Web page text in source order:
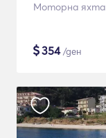
Моторна яхта
$354/ден